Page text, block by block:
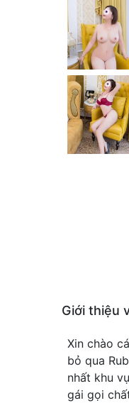
Giới thiệu
Xin chào
bỏ qua
nhất khu
gái gọi